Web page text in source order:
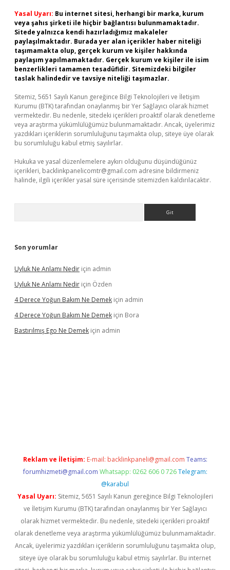
Yasal Uyarı: Bu internet sitesi, herhangi bir marka, kurum
veya şahıs şirketi ile hiçbir bağlantısı bulunmamaktadır.
Sitede yalnızca kendi hazırladığımız makaleler
paylaşılmaktadır. Burada yer alan içerikler haber niteliği
taşımamakta olup, gerçek kurum ve kişiler hakkında
paylaşım yapılmamaktadır. Gerçek kurum ve kişiler ile isim
benzerlikleri tamamen tesadüfidir. Sitemizdeki bilgiler
taslak halindedir ve tavsiye niteliği taşımazlar.
Sitemiz, 5651 Sayılı Kanun gereğince Bilgi Teknolojileri ve İletişim
Kurumu (BTK) tarafından onaylanmış bir Yer Sağlayıcı olarak hizmet
vermektedir. Bu nedenle, sitedeki içerikleri proaktif olarak denetleme
veya araştırma yükümlülüğümüz bulunmamaktadır. Ancak, üyelerimiz
yazdıkları içeriklerin sorumluluğunu taşımakta olup, siteye üye olarak
bu sorumluluğu kabul etmiş sayılırlar.
Hukuka ve yasal düzenlemelere aykırı olduğunu düşündüğünüz
içerikleri, backlinkpanelicomtr@gmail.com adresine bildirmeniz
halinde, ilgili içerikler yasal süre içerisinde sitemizden kaldırılacaktır.
Son yorumlar
Uyluk Ne Anlamı Nedir için admin
Uyluk Ne Anlamı Nedir için Özden
4 Derece Yoğun Bakım Ne Demek için admin
4 Derece Yoğun Bakım Ne Demek için Bora
Bastırılmış Ego Ne Demek için admin
Reklam ve İletişim: E-mail: backlinkpaneli@gmail.com Teams:
forumhizmeti@gmail.com Whatsapp: 0262 606 0 726 Telegram:
@karabul
Yasal Uyarı: Sitemiz, 5651 Sayılı Kanun gereğince Bilgi Teknolojileri
ve İletişim Kurumu (BTK) tarafından onaylanmış bir Yer Sağlayıcı
olarak hizmet vermektedir. Bu nedenle, sitedeki içerikleri proaktif
olarak denetleme veya araştırma yükümlülüğümüz bulunmamaktadır.
Ancak, üyelerimiz yazdıkları içeriklerin sorumluluğunu taşımakta olup,
siteye üye olarak bu sorumluluğu kabul etmiş sayılırlar. Bu internet